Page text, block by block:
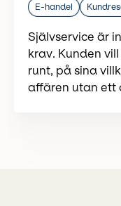
E-handel
Självservice är
krav. Kunden
runt, på sina
affären utan ett